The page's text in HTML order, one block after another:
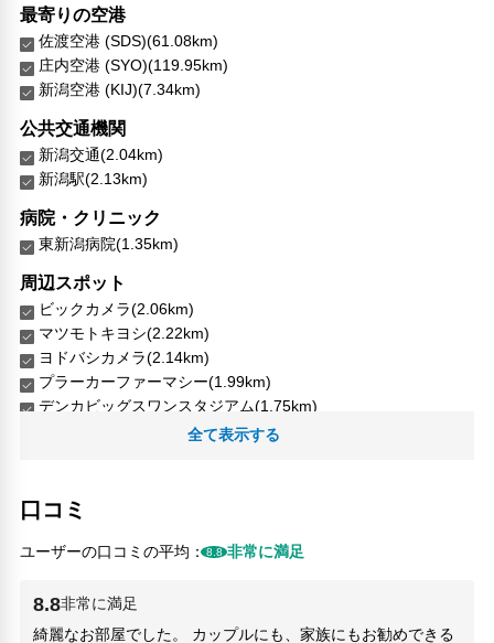
最寄りの空港
佐渡空港 (SDS)(61.08km)
庄内空港 (SYO)(119.95km)
新潟空港 (KIJ)(7.34km)
公共交通機関
新潟交通(2.04km)
新潟駅(2.13km)
病院・クリニック
東新潟病院(1.35km)
周辺スポット
ビックカメラ(2.06km)
マツモトキヨシ(2.22km)
ヨドバシカメラ(2.14km)
プラーカーファーマシー(1.99km)
デンカビッグスワンスタジアム(1.75km)
Niigata City General Hospital(3.41km)
SPACE(2.04km)
Tジョイ新潟万代(2.93km)
万代口観光案内センター(2.25km)
大阪屋古町本店(3.88km)
全て表示する
口コミ
ユーザーの口コミの平均：8.8 非常に満足
8.8非常に満足
綺麗なお部屋でした。 カップルにも、家族にもお勧めできる